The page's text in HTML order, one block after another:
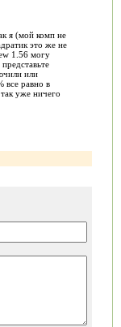
я (мой комп не
это же не
1.56 могу
или
все равно в
уже ничего